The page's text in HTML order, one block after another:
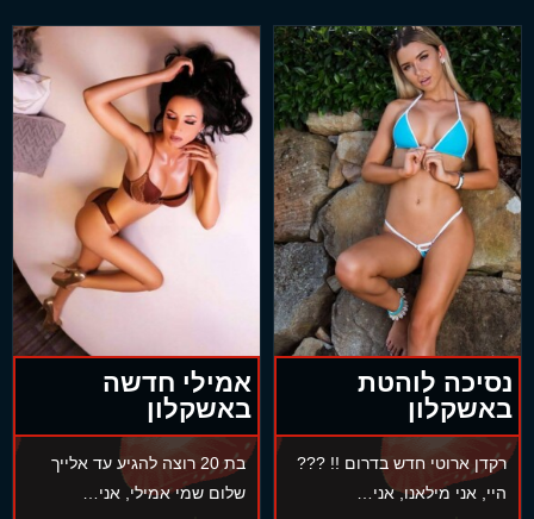
נסיכה לוהטת
באשקלון
רקדן ארוטי חדש בדרום !! ???
היי, אני מילאנו, אני…
אמילי חדשה
באשקלון
בת 20 רוצה להגיע עד אלייך
שלום שמי אמילי, אני…